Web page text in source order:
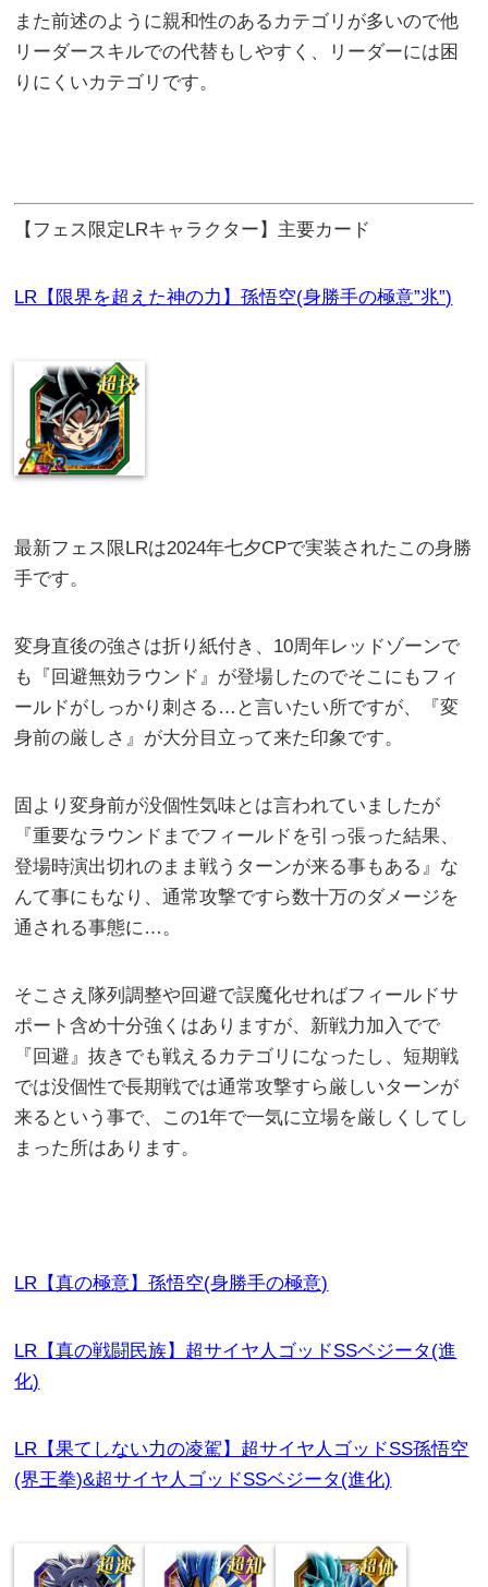
また前述のように親和性のあるカテゴリが多いので他
リーダースキルでの代替もしやすく、リーダーには困
りにくいカテゴリです。
【フェス限定LRキャラクター】主要カード
LR【限界を超えた神の力】孫悟空(身勝手の極意”兆”)
最新フェス限LRは2024年七夕CPで実装されたこの身勝
手です。
変身直後の強さは折り紙付き、10周年レッドゾーンで
も『回避無効ラウンド』が登場したのでそこにもフィ
ールドがしっかり刺さる…と言いたい所ですが、『変
身前の厳しさ』が大分目立って来た印象です。
固より変身前が没個性気味とは言われていましたが
『重要なラウンドまでフィールドを引っ張った結果、
登場時演出切れのまま戦うターンが来る事もある』な
んて事にもなり、通常攻撃ですら数十万のダメージを
通される事態に…。
そこさえ隊列調整や回避で誤魔化せればフィールドサ
ポート含め十分強くはありますが、新戦力加入でで
『回避』抜きでも戦えるカテゴリになったし、短期戦
では没個性で長期戦では通常攻撃すら厳しいターンが
来るという事で、この1年で一気に立場を厳しくしてし
まった所はあります。
LR【真の極意】孫悟空(身勝手の極意)
LR【真の戦闘民族】超サイヤ人ゴッドSSベジータ(進
化)
LR【果てしない力の凌駕】超サイヤ人ゴッドSS孫悟空
(界王拳)&超サイヤ人ゴッドSSベジータ(進化)